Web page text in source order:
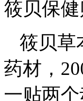
筱贝保健
筱贝草
药材，
一贴两